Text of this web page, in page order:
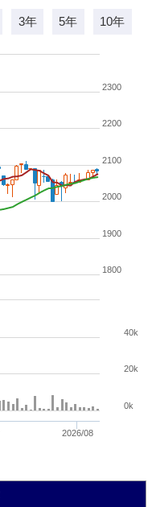
3年 5年 10年
2026/08
1800
1900
2000
2100
2200
2300
0k
20k
40k